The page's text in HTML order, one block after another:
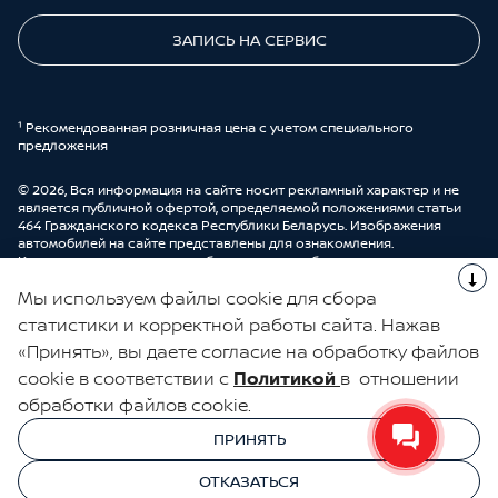
ЗАПИСЬ НА СЕРВИС
¹ Рекомендованная розничная цена с учетом специального
предложения
© 2026, Вся информация на сайте носит рекламный характер и не
является публичной офертой, определяемой положениями статьи
464 Гражданского кодекса Республики Беларусь. Изображения
автомобилей на сайте представлены для ознакомления.
Комплектации и цены могут быть изменены без предварительного
автоцентре ООО “ДрайвМоторс”.
ЭЛЕКТРОННАЯ КНИГА ОТЗЫВОВ
© 2026, УНП 191111259
ООО "ДрайвМоторс"
УНП 191111259 ООО "ДрайвМоторс"
Мы используем файлы cookie для сбора
статистики и корректной работы сайта. Нажав
«Принять», вы даете согласие на обработку файлов
cookie в соответствии с Политикой в отношении
обработки файлов cookie.
ПРИНЯТЬ
ОТКАЗАТЬСЯ